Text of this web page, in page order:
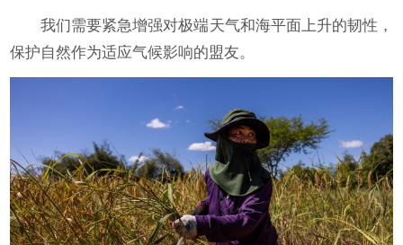
我们需要紧急增强对极端天气和海平面上升的韧性，
保护自然作为适应气候影响的盟友。